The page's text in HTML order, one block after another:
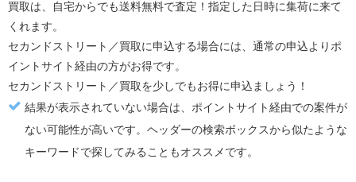
買取は、自宅からでも送料無料で査定！指定した日時に集荷に来て
くれます。
セカンドストリート／買取 に申込する場合には、通常の申込より ポ
イントサイト経由の方がお得です。
セカンドストリート／買取 を少しでもお得に申込ましょう！
結果が表示されていない場合は、ポイントサイト経由での案件が
ない可能性が高いです。ヘッダーの検索ボックスから似たような
キーワードで探してみることもオススメです。